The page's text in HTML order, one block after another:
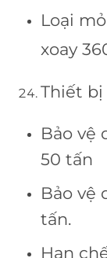
Loại
xoay
Thiết bị
Bảo vệ
50 tấn
Bảo vệ
tấn.
Hạn